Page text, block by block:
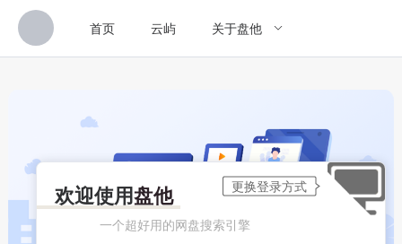
首页 云屿 关于盘他
欢迎使用盘他
一个超好用的网盘搜索引擎